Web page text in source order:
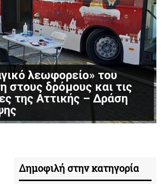
λεωφορείο» του
στους δρόμους και τις
της Αττικής – Δράση
Δημοφιλή στην κατηγορία